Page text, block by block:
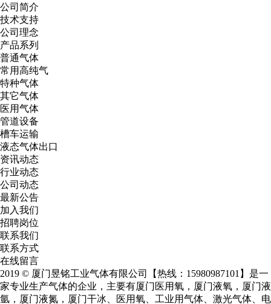
公司简介
技术支持
公司理念
产品系列
普通气体
常用高纯气
特种气体
其它气体
医用气体
管道设备
槽车运输
液态气体出口
资讯动态
行业动态
公司动态
最新公告
加入我们
招聘岗位
联系我们
联系方式
在线留言
2019 © 厦门昱铭工业气体有限公司【热线：15980987101】是一
家专业生产气体的企业，主要有厦门医用氧 ， 厦门液氧 ， 厦门液
氩 ， 厦门液氮 ，厦门干冰、医用氧、工业用气体、激光气体、电